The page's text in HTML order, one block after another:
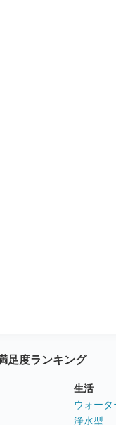
足度ランキング
生活
ウォー
浄水型